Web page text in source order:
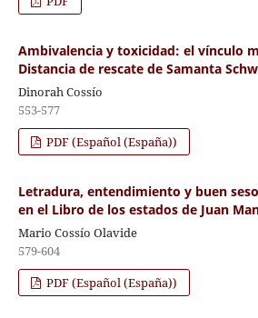
Ambivalencia y toxicidad: el vínculo
Distancia de rescate de Samanta
Dinorah Cossío
553-577
PDF (Español (España))
Letradura, entendimiento y buen
en el Libro de los estados de Juan
Mario Cossío Olavide
579-604
PDF (Español (España))